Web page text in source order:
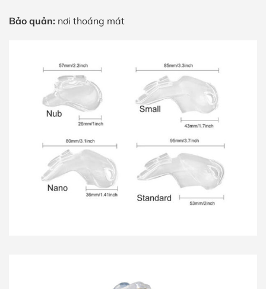
Bảo quản: nơi thoáng mát